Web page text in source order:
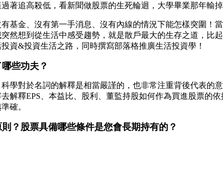
著追高殺低，看新聞做股票的生死輪迴，大學畢業那年輸
基金、沒有第一手消息、沒有內線的情況下能怎樣突圍！
然想到從生活中感受趨勢，就是散戶最大的生存之道，比
資&投資生活之路，同時撰寫部落格推廣生活投資學！
些功夫？
學對於名詞的解釋是相當嚴謹的，也非常注重背後代表的
解釋EPS、本益比、股利、董監持股如何作為買進股票的
確。
？股票具備哪些條件是您會長期持有的？